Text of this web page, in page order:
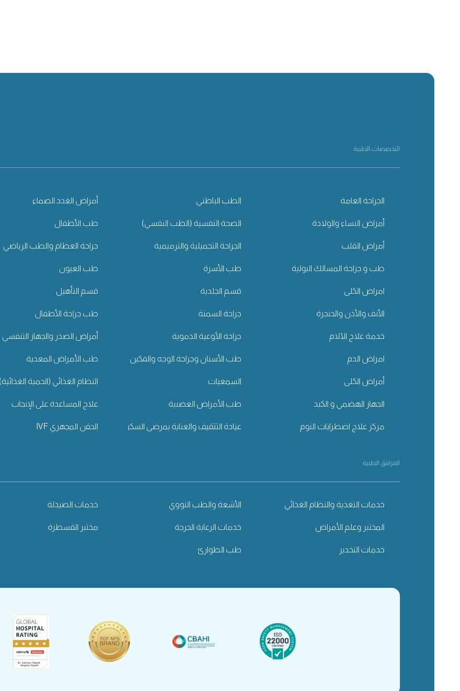
التخصصات الطبية
الجراحة العامة الطب الباطني أمراض الغدد الصماء
أمراض النساء والولادة الصحة النفسية (الطب النفسي) طب الأطفال
أمراض القلب الجراحة التجميلية والترميمية جراحة العظام والطب الرياضي
طب و جراحة المسالك البولية طب الأسرة طب العيون
امراض الكلى قسم الجلدية قسم التأهيل
الأنف والأذن والحنجرة جراحة السمنة طب جراحة الأطفال
خدمة علاج الآلام جراحة الأوعية الدموية أمراض الصدر والجهاز التنفسي
امراض الدم طب الأسنان وجراحة الوجه والفكين طب الأمراض المعدية
أمراض الكلى السمعيات النظام الغذائي (الحمية الغذائية)
الجهاز الهضمي و الكبد طب الأمراض العصبية علاج المساعدة على الإنجاب
مركز علاج اضطرابات النوم عيادة التثقيف والعناية بمرضى السكري الحقن المجهري IVF
المرافق الطبية
خدمات التغذية والنظام الغذائي الأشعة والطب النووي خدمات الصيدلة
المختبر وعلم الأمراض خدمات الرعاية الحرجة مختبر القسطرة
خدمات التخدير طب الطوارئ